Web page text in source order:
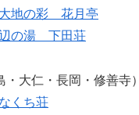
地の彩 花月亭
の湯 下田荘
大仁・長岡・修善寺）
くち荘